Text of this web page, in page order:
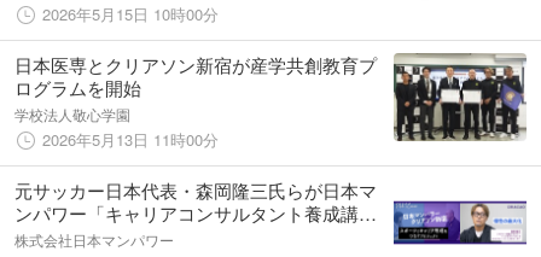
2026年5月15日 10時00分
日本医専とクリアソン新宿が産学共創教育プ
ログラムを開始
学校法人敬心学園
2026年5月13日 11時00分
元サッカー日本代表・森岡隆三氏らが日本マ
ンパワー「キャリアコンサルタント養成講
座」を修了 YouTube動画を公開
株式会社日本マンパワー